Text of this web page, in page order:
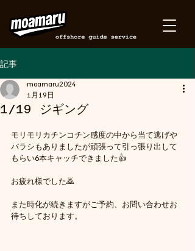
記事
1/19 ジギング
moamaru2024
1月19日
モリモリカチンコチン感度の中から当て逃げや
バラシもありましたが頑張って引っ張り出して
もらい6本キャッチできました👍
お疲れ様でした🙇
また時化が続きますがご予約、お問い合わせお
待ちしております。